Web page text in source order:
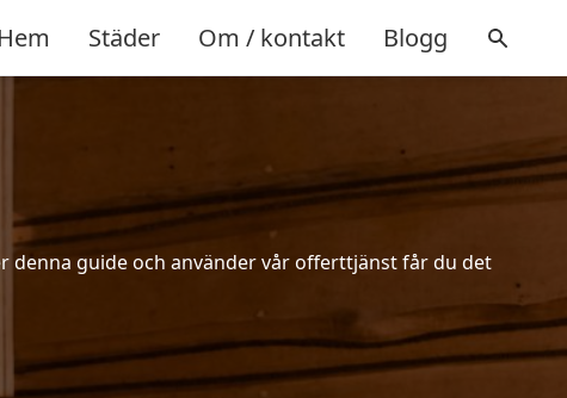
Hem Städer Om / kontakt Blogg
denna guide och använder vår offerttjänst får du det